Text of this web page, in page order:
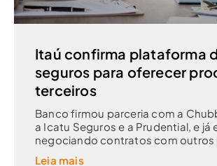
Itaú confirma plataforma
seguros para oferecer
terceiros
Banco firmou parceria com a
a Icatu Seguros e a Prudential, e já
negociando contratos com outros
Leia mais